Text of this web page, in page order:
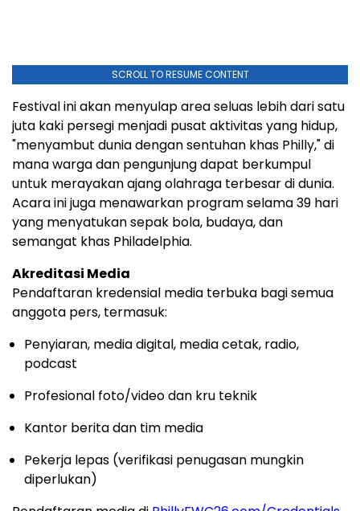
SCROLL TO RESUME CONTENT
Festival ini akan menyulap area seluas lebih dari satu
juta kaki persegi menjadi pusat aktivitas yang hidup,
"menyambut dunia dengan sentuhan khas Philly," di
mana warga dan pengunjung dapat berkumpul
untuk merayakan ajang olahraga terbesar di dunia.
Acara ini juga menawarkan program selama 39 hari
yang menyatukan sepak bola, budaya, dan
semangat khas Philadelphia.
Akreditasi Media
Pendaftaran kredensial media terbuka bagi semua
anggota pers, termasuk:
Penyiaran, media digital, media cetak, radio,
podcast
Profesional foto/video dan kru teknik
Kantor berita dan tim media
Pekerja lepas (verifikasi penugasan mungkin
diperlukan)